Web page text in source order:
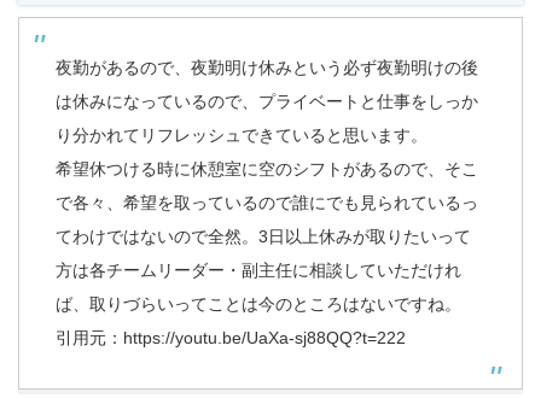
夜勤があるので、夜勤明け休みという必ず夜勤明けの後
は休みになっているので、プライベートと仕事をしっか
り分かれてリフレッシュできていると思います。
希望休つける時に休憩室に空のシフトがあるので、そこ
で各々、希望を取っているので誰にでも見られているっ
てわけではないので全然。3日以上休みが取りたいって
方は各チームリーダー・副主任に相談していただけれ
ば、取りづらいってことは今のところはないですね。
引用元： https://youtu.be/UaXa-sj88QQ?t=222